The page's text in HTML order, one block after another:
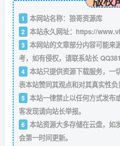
1 本网站名称：狼哥资源库
2 本站永久网址： https://
3 本网站的文章部分内容可能来
考，如有侵权，请联系站长
4 本站只提供资源下载服务，一
表本站赞同其观点和对其真实性负
5 本站一律禁止以任何方式发布
客发现请向站长举报。
6 本站资源大多存储在云盘，如
会第一时间更新。